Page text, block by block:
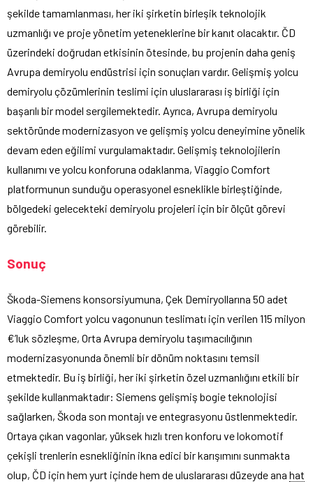
şekilde tamamlanması, her iki şirketin birleşik teknolojik
uzmanlığı ve proje yönetim yeteneklerine bir kanıt olacaktır. ČD
üzerindeki doğrudan etkisinin ötesinde, bu projenin daha geniş
Avrupa demiryolu endüstrisi için sonuçları vardır. Gelişmiş yolcu
demiryolu çözümlerinin teslimi için uluslararası iş birliği için
başarılı bir model sergilemektedir. Ayrıca, Avrupa demiryolu
sektöründe modernizasyon ve gelişmiş yolcu deneyimine yönelik
devam eden eğilimi vurgulamaktadır. Gelişmiş teknolojilerin
kullanımı ve yolcu konforuna odaklanma, Viaggio Comfort
platformunun sunduğu operasyonel esneklikle birleştiğinde,
bölgedeki gelecekteki demiryolu projeleri için bir ölçüt görevi
görebilir.
Sonuç
Škoda-Siemens konsorsiyumuna, Çek Demiryollarına 50 adet
Viaggio Comfort yolcu vagonunun teslimatı için verilen 115 milyon
€’luk sözleşme, Orta Avrupa demiryolu taşımacılığının
modernizasyonunda önemli bir dönüm noktasını temsil
etmektedir. Bu iş birliği, her iki şirketin özel uzmanlığını etkili bir
şekilde kullanmaktadır: Siemens gelişmiş bogie teknolojisi
sağlarken, Škoda son montajı ve entegrasyonu üstlenmektedir.
Ortaya çıkan vagonlar, yüksek hızlı tren konforu ve lokomotif
çekişli trenlerin esnekliğinin ikna edici bir karışımını sunmakta
olup, ČD için hem yurt içinde hem de uluslararası düzeyde ana hat